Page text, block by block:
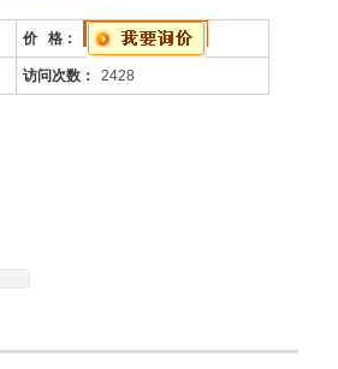
价 格：
访问次数： 2428